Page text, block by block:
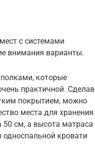
с системами
внимания варианты.
которые
практичной. Сделав
покрытием, можно
места для хранения
см, а высота матраса
кровати